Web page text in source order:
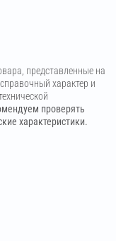
представленные на
характер и
проверять
характеристики.